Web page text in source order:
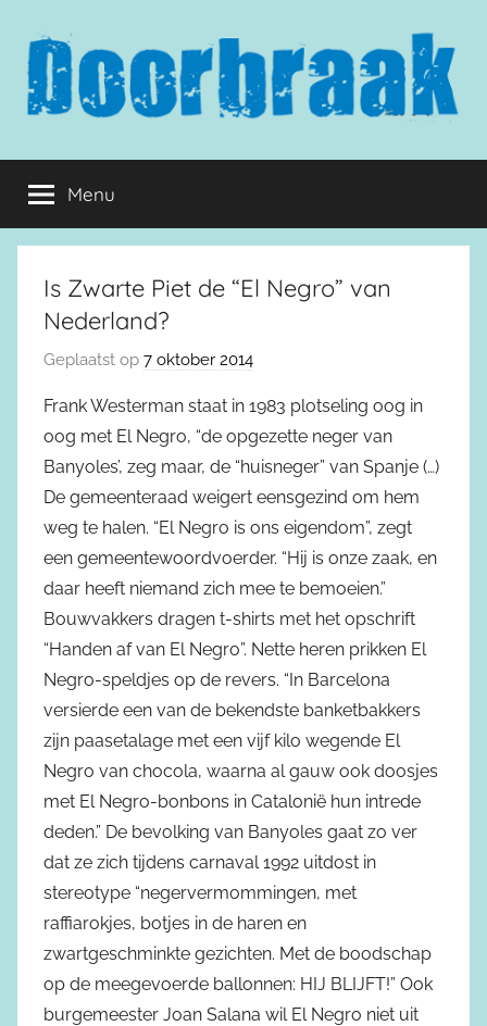
inhoud
springen
Doorbraak.eu
Menu
Is Zwarte Piet de “El Negro” van
Nederland?
Geplaatst op 7 oktober 2014
Frank Westerman staat in 1983 plotseling oog in
oog met El Negro, “de opgezette neger van
Banyoles’, zeg maar, de “huisneger” van Spanje (…)
De gemeenteraad weigert eensgezind om hem
weg te halen. “El Negro is ons eigendom”, zegt
een gemeentewoordvoerder. “Hij is onze zaak, en
daar heeft niemand zich mee te bemoeien.”
Bouwvakkers dragen t-shirts met het opschrift
“Handen af van El Negro”. Nette heren prikken El
Negro-speldjes op de revers. “In Barcelona
versierde een van de bekendste banketbakkers
zijn paasetalage met een vijf kilo wegende El
Negro van chocola, waarna al gauw ook doosjes
met El Negro-bonbons in Catalonië hun intrede
deden.” De bevolking van Banyoles gaat zo ver
dat ze zich tijdens carnaval 1992 uitdost in
stereotype “negervermommingen, met
raffiarokjes, botjes in de haren en
zwartgeschminkte gezichten. Met de boodschap
op de meegevoerde ballonnen: HIJ BLIJFT!” Ook
burgemeester Joan Salana wil El Negro niet uit